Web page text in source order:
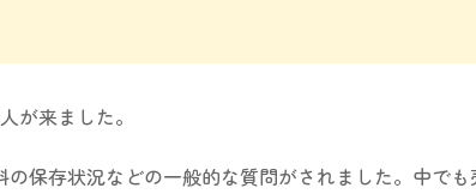
が来ました。
保存状況などの一般的な質問がされました。中で